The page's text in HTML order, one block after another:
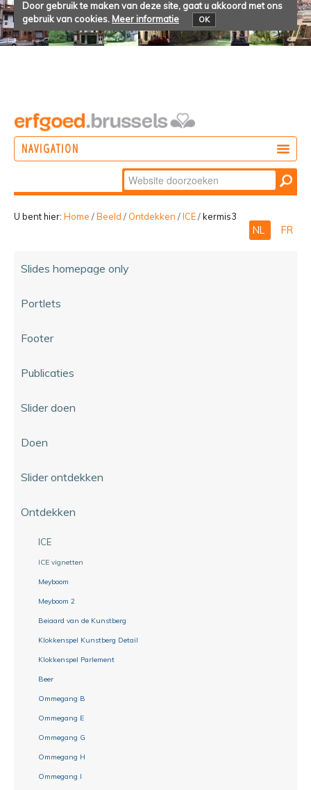
Door gebruik te maken van deze site, gaat u akkoord met ons
gebruik van cookies. Meer informatie OK
NAVIGATION
Zoek
Geavanceerd
zoeken...
U bent hier: Home /Beeld / Ontdekken /ICE/kermis3
NL FR
Slides homepage only
Portlets
Footer
Publicaties
Slider doen
Doen
Slider ontdekken
Ontdekken
ICE
ICE vignetten
Meyboom
Meyboom 2
Beiaard van de Kunstberg
Klokkenspel Kunstberg Detail
Klokkenspel Parlement
Beer
Ommegang B
Ommegang E
Ommegang G
Ommegang H
Ommegang I